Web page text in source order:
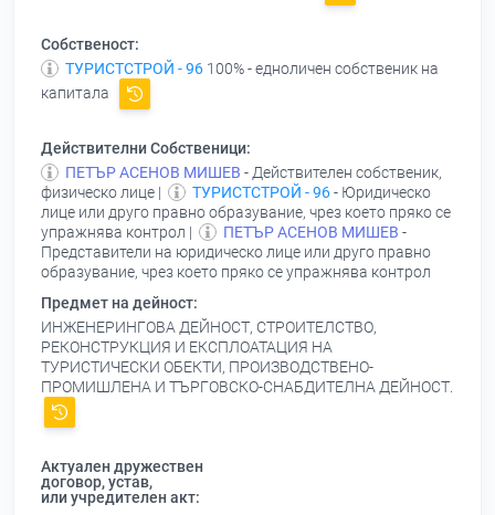
Собственост:
ТУРИСТСТРОЙ - 96 100% - едноличен собственик на
капитала
Действителни Собственици:
ПЕТЪР АСЕНОВ МИШЕВ - Действителен собственик,
физическо лице |
ТУРИСТСТРОЙ - 96- Юридическо
лице или друго правно образувание, чрез което пряко се
упражнява контрол |
ПЕТЪР АСЕНОВ МИШЕВ -
Представители на юридическо лице или друго правно
образувание, чрез което пряко се упражнява контрол
Предмет на дейност:
ИНЖЕНЕРИНГОВА ДЕЙНОСТ, СТРОИТЕЛСТВО,
РЕКОНСТРУКЦИЯ И ЕКСПЛОАТАЦИЯ НА
ТУРИСТИЧЕСКИ ОБЕКТИ, ПРОИЗВОДСТВЕНО-
ПРОМИШЛЕНА И ТЪРГОВСКО-СНАБДИТЕЛНА ДЕЙНОСТ.
Актуален дружествен
договор, устав,
или учредителен акт: